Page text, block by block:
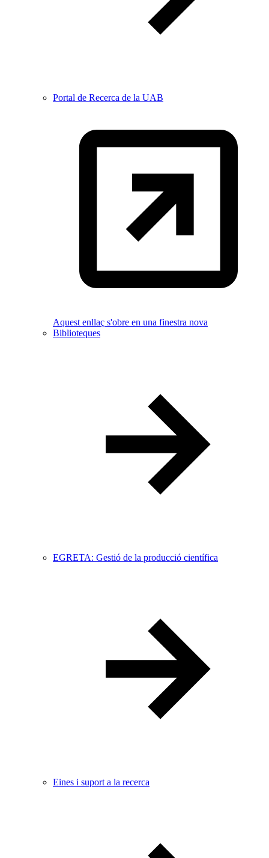
Portal de Recerca de la UAB
Aquest enllaç s'obre en una finestra nova
Biblioteques
EGRETA: Gestió de la producció científica
Eines i suport a la recerca